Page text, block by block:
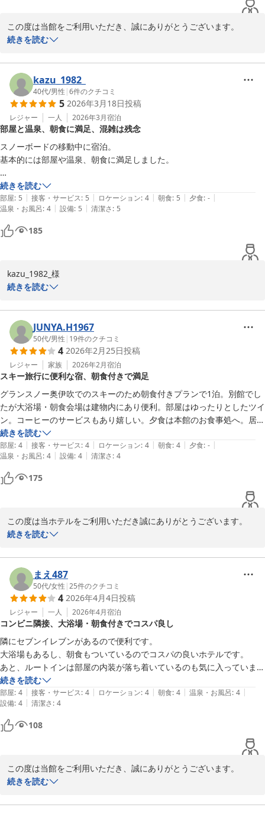
かして先に座ってたり。まずは空席の案内をすれば良いのにと思いまし
た。　そして私がお茶を取りに行って帰ってきたらスタッフさんが食べ
かけの食事を片付けていました。ちゃんと途中とわかるようにしてたの
に、隣に座ってた海外の方がそこに移動したいから片付けろと言われた
配膳し直してくれましたが、ヨーグルトなど手をつけてないものを戻し
てくれましたが、
器の淵とか触ってるの見たので、気持ち悪くてもう無理でした。
片付ける前に確認するかできなかったのかとも思うし、さらにそれを
戻されてもなぁと朝からモヤモヤしました。それ以外は快適だっただけ
にすごく残念でした。
この度は当館をご利用いただき、誠にありがとうございます。
館内の清潔さや大浴場、アメニティについてご満足いただけたとの
しかしながら、朝食会場でのスタッフ対応によりご不快な思いをさ
せてしまい、誠に申し訳ございません。
列への割り込みや席の確保に関する混乱を防げなかったこと、また
お客様のお食事を確認不足のまま片付けてしまったことは、あって
はならない対応であり、深くお詫び申し上げます。
特に、まだお召し上がり途中のものを片付けてしまったうえ、戻し
た際の配慮にも欠けていたとのご指摘は真摯に受け止めておりま
す。
せっかく他の点では快適にお過ごしいただけたとのお言葉を頂戴し
たにもかかわらず、このような思いをさせてしまい大変残念でなり
ません。
貴重なご意見をお寄せいただき、心より感謝申し上げます。
また機会がございましたら、ぜひ挽回の機会をいただければ幸いで
フロント　和泉
2026-04-09
続きを読む
kazu_1982_
40代/男性 |6件のクチコミ
5 2026年3月18日投稿
レジャー 一人 2026年3月宿泊
部屋と温泉、朝食に満足、混雑は残念
スノーボードの移動中に宿泊。
基本的には部屋や温泉、朝食に満足しました。
その中で気になった点を記載しておきます。
1、基本的に混んでいるようで、エレベーターの利用時に待ち時間が長
い
2、朝食のトースター利用者がいる時は他の食べ物が取りづらいので専
用の場所のして欲しい
以上感想でした。
重ねて書きますが、満足できる滞在時間でした。
続きを読む
部屋: 5 | 接客・サービス: 5 | ロケーション: 4 | 朝食: 5 | 夕食: - |
温泉・お風呂: 4 | 設備: 5 | 清潔さ: 5
185
kazu_1982_様
にありがとうございます。
当ホテルでの宿泊にご満足いただけたようでスタッフ一同大変喜ば
しく思っております。
一方で、
エレベーターご利用時の待ち時間
朝食時のトースター配置
朝食開始時間
につきましては、ご不便をおかけしまして申し訳ございませんでし
た。
頂戴いたしましたこれらのご意見が、当ホテルのサービス向上にお
ける課題であることを認識し、今後の運営およびサービス改善の参
今後もより快適なご宿泊の提供を目指しスタッフ一同努めてまいり
ます。
また長浜にお越しの際はぜひ当ホテルへお立ち寄りくださいませ。
ホテルルートイン長浜インター
2026-03-19
続きを読む
JUNYA.H1967
50代/男性 | 19件のクチコミ
4 2026年2月25日投稿
レジャー 家族 2026年2月宿泊
スキー旅行に便利な宿、朝食付きで満足
グランスノー奥伊吹でのスキーのため朝食付きプランで1泊。別館でし
たが大浴場・朝食会場は建物内にあり便利。部屋はゆったりとしたツイ
ン。コーヒーのサービスもあり嬉しい。夕食は本館のお食事処へ。居酒
屋のようなファミレスのような品揃え。お得な定食もあります。ビジネ
スホテルの建てつけですが、私達以外にもスキー・スノーボードで来て
いる人も多く、スキーウェアでチェックインも抵抗なくできます。た
だ、乾燥室はないので道具は車に積んだままになります。価格も含めて
トータルで満足できるホテルです。
続きを読む
部屋: 4 | 接客・サービス: 4 | ロケーション: 4 | 朝食: 4 | 夕食: - |
温泉・お風呂: 4 | 設備: 4 | 清潔さ: 4
175
この度は当ホテルをご利用いただき誠にありがとうございます。
グランスノー奥伊吹でのスキー旅行のご宿泊に当館をお選びいただ
たとのこと、安心いたしました。スキー・スノーボードのお客様も
多い時期ですので、ウェアのままでも気兼ねなくお越しいただけた
とのお言葉は、私どもにとって何よりでございます。
ご多用の中、口コミ投稿ありがとうございます。
またのご来館をスタッフ一同、心よりお待ち申しあげます。
ホテルルートイン長浜インター
岸部
ホテルルートイン長浜インター
2026-02-26
続きを読む
まえ487
50代/女性 |25件のクチコミ
4 2026年4月4日投稿
レジャー 一人 2026年4月宿泊
コンビニ隣接、大浴場・朝食付きでコスパ良し
隣にセブンイレブンがあるので便利です。
大浴場もあるし、朝食もついているのでコスパの良いホテルです。
あと、ルートインは部屋の内装が落ち着いているのも気に入っていま
続きを読む
部屋: 4 | 接客・サービス: 4 | ロケーション: 4 | 朝食: 4 | 温泉・お風呂: 4 |
設備: 4 | 清潔さ: 4
108
この度は当館をご利用いただき、誠にありがとうございます。
隣接するコンビニの利便性や、大浴場・朝食付きの点をご評価いた
また、ルートインの落ち着いた内装を気に入っていただけていると
続きを読む